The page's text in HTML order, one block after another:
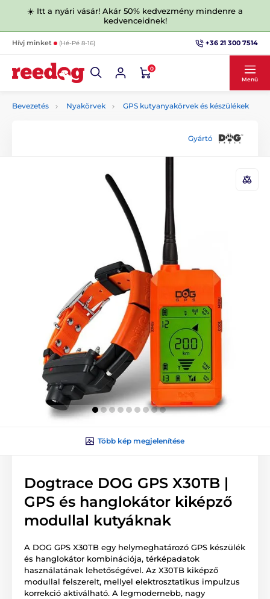
☀️ Itt a nyári vásár! Akár 50% kedvezmény mindenre a
kedvenceidnek!
Hívj minket (Hé-Pé 8-16) +36 21 300 7514
0
Menü
Bevezetés Nyakörvek GPS kutyanyakörvek és készülékek
Gyártó
Több kép megjelenítése
Dogtrace DOG GPS X30TB |
GPS és hanglokátor kiképző
modullal kutyáknak
A DOG GPS X30TB egy helymeghatározó GPS készülék
és hanglokátor kombinációja, térképadatok
használatának lehetőségével. Az X30TB kiképző
modullal felszerelt, mellyel elektrosztatikus impulzus
korrekció aktiválható. A legmodernebb, nagy